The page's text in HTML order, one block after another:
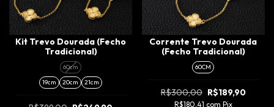
Kit Trevo Dourada (Fecho
Tradicional)
60cm
19cm
20cm 21cm
Corrente Trevo Dourada
(Fecho Tradicional)
60CM
R$300,00 R$189,90
R$180,41 com Pix